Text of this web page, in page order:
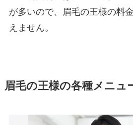
が多いので、眉毛の王様の料
えません。
眉毛の王様の各種メニュ